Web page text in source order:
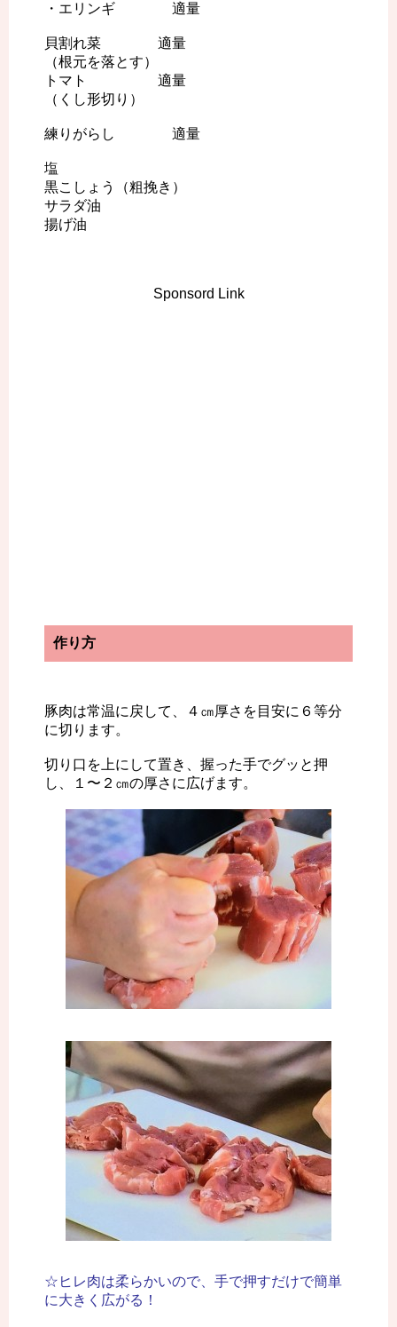
・エリンギ 適量
貝割れ菜 適量
（根元を落とす）
トマト 適量
（くし形切り）
練りがらし 適量
塩
黒こしょう（粗挽き）
サラダ油
揚げ油
Sponsord Link
作り方
豚肉は常温に戻して、４㎝厚さを目安に６等分
に切ります。
切り口を上にして置き、握った手でグッと押
し、１〜２㎝の厚さに広げます。
☆ヒレ肉は柔らかいので、手で押すだけで簡単
に大きく広がる！